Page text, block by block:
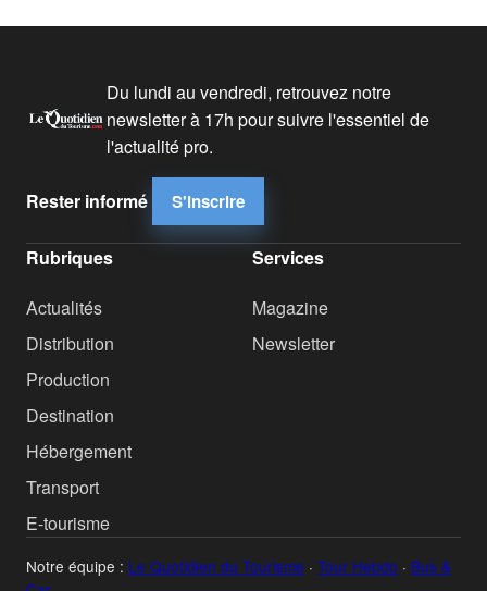
Du lundi au vendredi, retrouvez notre
newsletter à 17h pour suivre l'essentiel de
l'actualité pro.
Rester informé S'inscrire
Rubriques
Actualités
Distribution
Production
Destination
Hébergement
Transport
E-tourisme
Services
Magazine
Newsletter
Notre équipe : Le Quotidien du Tourisme · Tour Hebdo · Bus &